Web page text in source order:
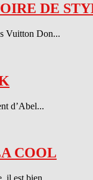
DE
Vuitton Don...
d’Abel...
COOL